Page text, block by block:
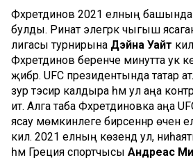
Фәхретдинов 2021 елның
булды. Ринат элегрәк чыгыш
лигасы турнирына Дэйна Уайт
Фәхретдинов беренче минутта ук
җибәрә. UFC президентында
зур тәэсир калдыра һәм ул аңа
итә. Алга таба Фәхретдиновка аңа
ясау мөмкинлеге бирсеннәр өчен
килә. 2021 елның көзендә ул,
һәм Греция спортчысы Андреас